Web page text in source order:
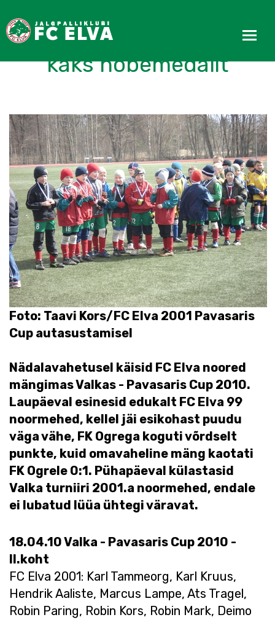
Valkast toodi Elvasse
kaks hõbemedalit
Foto: Taavi Kors/FC Elva 2001 Pavasaris
Cup autasustamisel
Nädalavahetusel käisid FC Elva noored
mängimas Valkas - Pavasaris Cup 2010.
Laupäeval esinesid edukalt FC Elva 99
noormehed, kellel jäi esikohast puudu
väga vähe, FK Ogrega koguti võrdselt
punkte, kuid omavaheline mäng kaotati
FK Ogrele 0:1. Pühapäeval külastasid
Valka turniiri 2001.a noormehed, endale
ei lubatud lüüa ühtegi väravat.
18.04.10 Valka - Pavasaris Cup 2010 -
II.koht
FC Elva 2001: Karl Tammeorg, Karl Kruus,
Hendrik Aaliste, Marcus Lampe, Ats Tragel,
Robin Paring, Robin Kors, Robin Mark, Deimo